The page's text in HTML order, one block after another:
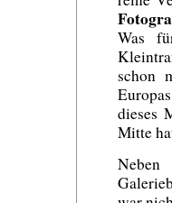
Was
schon
dieses
Mitte